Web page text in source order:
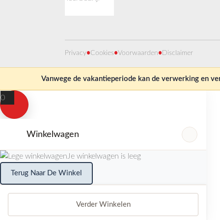
Privacy•Cookies•Voorwaarden• Disclaimer
Vanwege de vakantieperiode kan de verwerking en
0
Winkelwagen
Je winkelwagen is leeg
Terug Naar De Winkel
Verder Winkelen